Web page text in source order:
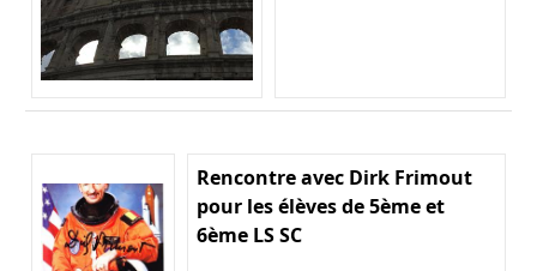
Rencontre avec Dirk Frimout
pour les élèves de 5ème et
6ème LS SC